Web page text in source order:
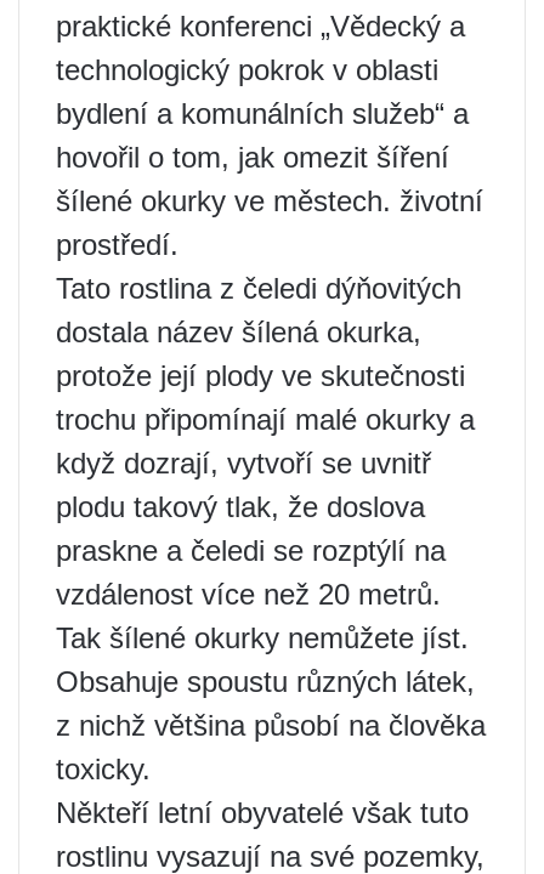
praktické konferenci „Vědecký a
technologický pokrok v oblasti
bydlení a komunálních služeb“ a
hovořil o tom, jak omezit šíření
šílené okurky ve městech. životní
prostředí.
Tato rostlina z čeledi dýňovitých
dostala název šílená okurka,
protože její plody ve skutečnosti
trochu připomínají malé okurky a
když dozrají, vytvoří se uvnitř
plodu takový tlak, že doslova
praskne a čeledi se rozptýlí na
vzdálenost více než 20 metrů.
Tak šílené okurky nemůžete jíst.
Obsahuje spoustu různých látek,
z nichž většina působí na člověka
toxicky.
Někteří letní obyvatelé však tuto
rostlinu vysazují na své pozemky,